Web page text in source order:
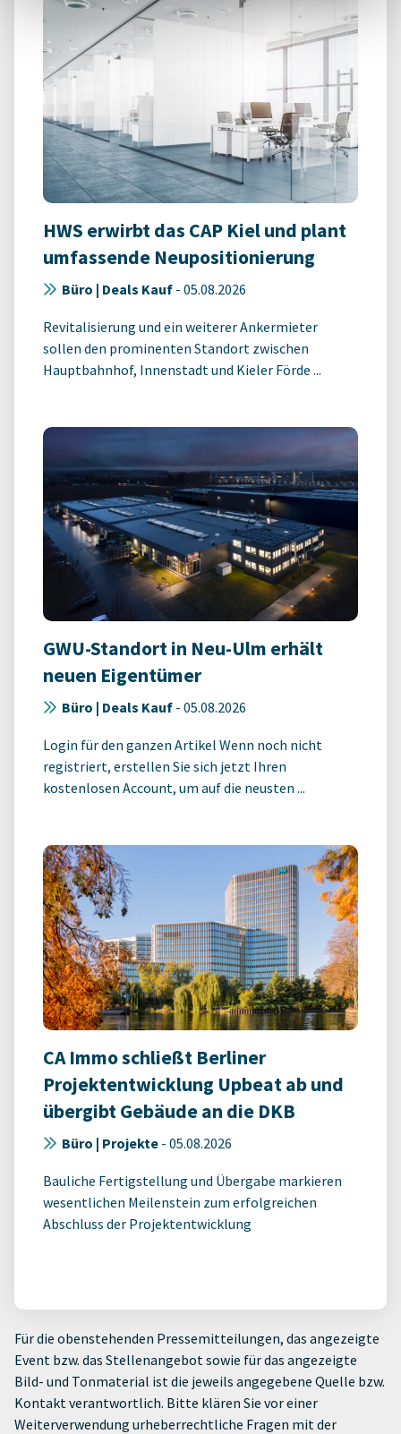
HWS erwirbt das CAP Kiel und plant
umfassende Neupositionierung
Büro | Deals Kauf - 05.08.2026
Revitalisierung und ein weiterer Ankermieter
sollen den prominenten Standort zwischen
Hauptbahnhof, Innenstadt und Kieler Förde ...
GWU-Standort in Neu-Ulm erhält
neuen Eigentümer
Büro | Deals Kauf - 05.08.2026
Login für den ganzen Artikel Wenn noch nicht
registriert, erstellen Sie sich jetzt Ihren
kostenlosen Account, um auf die neusten ...
CA Immo schließt Berliner
Projektentwicklung Upbeat ab und
übergibt Gebäude an die DKB
Büro | Projekte - 05.08.2026
Bauliche Fertigstellung und Übergabe markieren
wesentlichen Meilenstein zum erfolgreichen
Abschluss der Projektentwicklung
Für die obenstehenden Pressemitteilungen, das angezeigte
Event bzw. das Stellenangebot sowie für das angezeigte
Bild- und Tonmaterial ist die jeweils angegebene Quelle bzw.
Kontakt verantwortlich. Bitte klären Sie vor einer
Weiterverwendung urheberrechtliche Fragen mit der